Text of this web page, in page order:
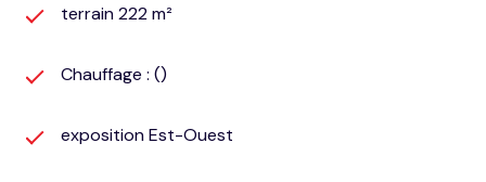
terrain 222 m²
Chauffage : ()
exposition Est-Ouest